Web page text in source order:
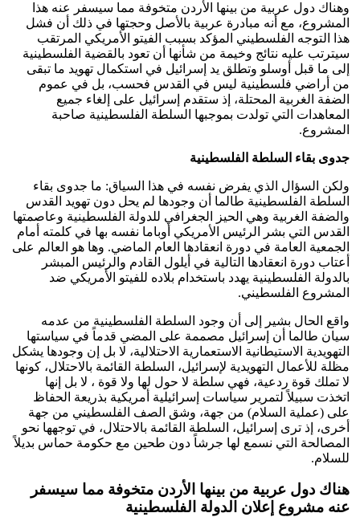
وهناك دول عربية من بينها الأردن متخوفة مما سيسفر عنه هذا
المشروع، مع أنه مبادرة عربية بالأصل وحجتها في ذلك أن فشل
هذا التوجه الفلسطيني المؤكد بسبب الفيتو الأمريكي المرتقب
سيترتب عليه نتائج وخيمة من شأنها أن تعود بالقضية الفلسطينية
إلى ما قبل أوسلو وتطلق يد إسرائيل في استكمال تهويد ما تبقى
من أراضي فلسطينية ليس في القدس فحسب، بل في عموم
الضفة الغربية المحتلة، إذ ستقدم إسرائيل على إلغاء جميع
المعاهدات التي تولدت بموجبها السلطة الفلسطينية صاحبة
المشروع.
جدوى بقاء السلطة الفلسطينية
ولكن السؤال الذي يفرض نفسه في هذا السياق: ما جدوى بقاء
السلطة الفلسطينية طالما أن وجودها لم يحل دون تهويد القدس
والضفة الغربية وهي الحيز الجغرافي للدولة الفلسطينية وعاصمتها
القدس التي بشر الرئيس الأمريكي أوباما نفسه بها في كلمته أمام
الجمعية العامة في دورة انعقادها العام الماضي. وها هو العالم على
أعتاب دورة انعقادها التالية في أيلول القادم والرئيس المبشر
بالدولة الفلسطينية يهدد باستخدام بلاده للفيتو الأمريكي ضد
المشروع الفلسطيني.
واقع الحال بشير إلى أن وجود السلطة الفلسطينية من عدمه
سيان طالما أن إسرائيل مصممة على المضي قدماً في سياستها
التهويدية الاستيطانية الاستعمارية الاحتلالية، لا بل إن وجودها يشكل
مظلة للأعمال التهويدية لإسرائيل، السلطة القائمة بالاحتلال، كونها
لا تملك قوة ردعية، فهي سلطة لا حول لها ولا قوة ، لا بل إنها
اتخذت سبيلاً لتمرير سياسات إسرائيلية أمريكية بذريعة الحفاظ
على (عملية السلام) من جهة، وشق الصف الفلسطيني من جهة
أخرى، إذ ترى إسرائيل، السلطة القائمة بالاحتلال، في توجهها نحو
المصالحة التي نسمع لها جرشاً دون طحين مع حكومة حماس بديلاً
للسلام.
هناك دول عربية من بينها الأردن متخوفة مما سيسفر
عنه مشروع إعلان الدولة الفلسطينية